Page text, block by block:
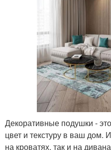
Декоративные подушки -
цвет и текстуру в ваш дом.
на кроватях, так и на